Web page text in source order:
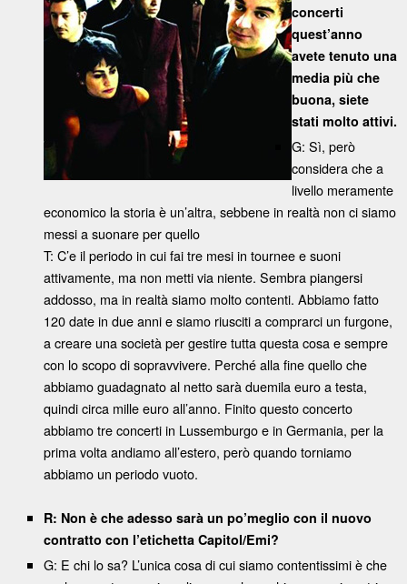
concerti
quest’anno
avete tenuto una
media più che
buona, siete
stati molto attivi.
G: Sì, però
considera che a
livello meramente
economico la storia è un’altra, sebbene in realtà non ci siamo
messi a suonare per quello
T: C’e il periodo in cui fai tre mesi in tournee e suoni
attivamente, ma non metti via niente. Sembra piangersi
addosso, ma in realtà siamo molto contenti. Abbiamo fatto
120 date in due anni e siamo riusciti a comprarci un furgone,
a creare una società per gestire tutta questa cosa e sempre
con lo scopo di sopravvivere. Perché alla fine quello che
abbiamo guadagnato al netto sarà duemila euro a testa,
quindi circa mille euro all’anno. Finito questo concerto
abbiamo tre concerti in Lussemburgo e in Germania, per la
prima volta andiamo all’estero, però quando torniamo
abbiamo un periodo vuoto.
R: Non è che adesso sarà un po’meglio con il nuovo
contratto con l’etichetta Capitol/Emi?
G: E chi lo sa? L’unica cosa di cui siamo contentissimi è che